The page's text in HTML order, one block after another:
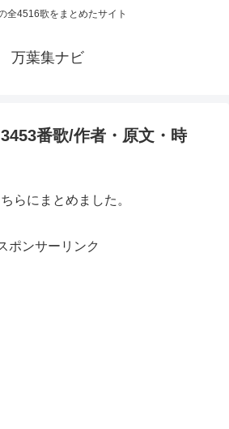
全4516歌をまとめたサイト
万葉集ナビ
番歌/作者・原文・時
らにまとめました。
ポンサーリンク